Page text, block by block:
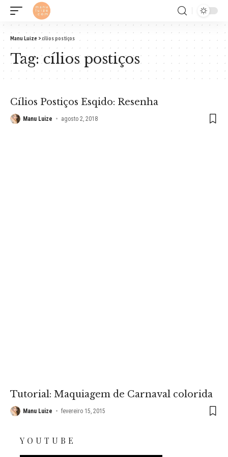
Manu Luize >cílios postiços
Tag:cílios postiços
Cílios Postiços Esqido: Resenha
Manu Luize agosto 2, 2018
Tutorial: Maquiagem de Carnaval colorida
Manu Luize fevereiro 15, 2015
YOUTUBE